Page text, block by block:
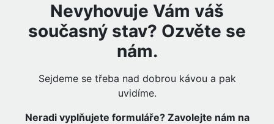
Nevyhovuje Vám váš
současný stav? Ozvěte se
nám.
Sejdeme se třeba nad dobrou kávou a pak
uvidíme.
Neradi vyplňujete formuláře? Zavolejte nám na